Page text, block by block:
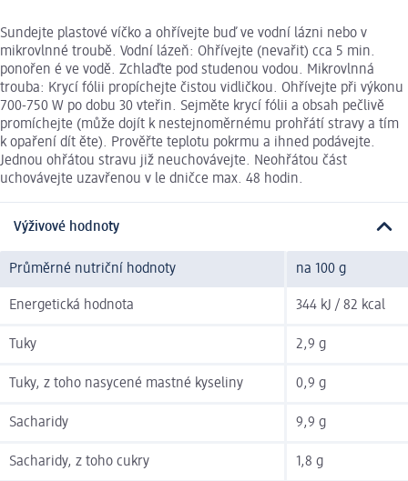
Sundejte plastové víčko a ohřívejte buď ve vodní lázni nebo v
mikrovlnné troubě. Vodní lázeň: Ohřívejte (nevařit) cca 5 min.
ponořen é ve vodě. Zchlaďte pod studenou vodou. Mikrovlnná
trouba: Krycí fólii propíchejte čistou vidličkou. Ohřívejte při výkonu
700-750 W po dobu 30 vteřin. Sejměte krycí fólii a obsah pečlivě
promíchejte (může dojít k nestejnoměrnému prohřátí stravy a tím
k opaření dít ěte). Prověřte teplotu pokrmu a ihned podávejte.
Jednou ohřátou stravu již neuchovávejte. Neohřátou část
uchovávejte uzavřenou v le dničce max. 48 hodin.
Výživové hodnoty
Průměrné nutriční hodnoty na 100 g
Energetická hodnota 344 kJ / 82 kcal
Tuky 2,9 g
Tuky, z toho nasycené mastné kyseliny 0,9 g
Sacharidy 9,9 g
Sacharidy, z toho cukry 1,8 g